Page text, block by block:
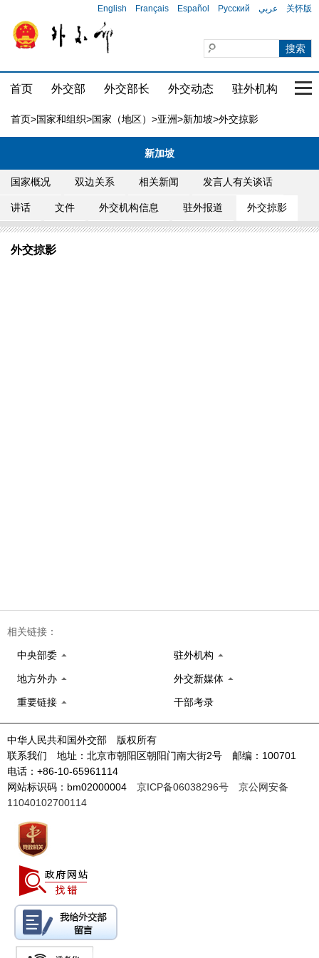
English Français Español Русский عربي 关怀版
首页 外交部 外交部长 外交动态 驻外机构 国
首页>国家和组织>国家（地区） >亚洲>新加坡>外交掠影
新加坡
国家概况 双边关系 相关新闻 发言人有关谈话
讲话 文件 外交机构信息 驻外报道 外交掠影
外交掠影
相关链接：
中央部委 驻外机构
地方外办 外交新媒体
重要链接 干部考录
中华人民共和国外交部 版权所有
联系我们 地址：北京市朝阳区朝阳门南大街2号 邮编：100701
电话：+86-10-65961114
网站标识码：bm02000004 京ICP备06038296号
京公网安备
11040102700114